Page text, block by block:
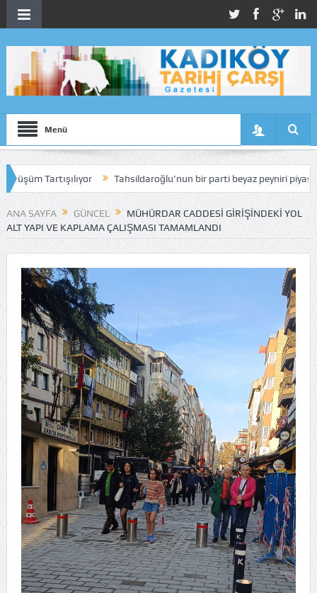
Menü
Tahsildaroğlu’nun bir parti beyaz peyniri piyasadan
ANA SAYFA GÜNCEL
MÜHÜRDAR CADDESI GIRIŞINDEKI YOL
ALT YAPI VE KAPLAMA ÇALIŞMASI TAMAMLANDI